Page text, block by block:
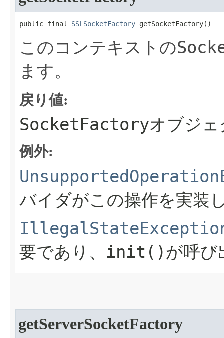
public final SSLSocketFactory getSocketFactory​()
このコンテキストの
ます。
戻り値:
SocketFactoryオブジェ
例外:
バイダがこの操作を実装
要であり、 init() が呼び
getServerSocketFactory